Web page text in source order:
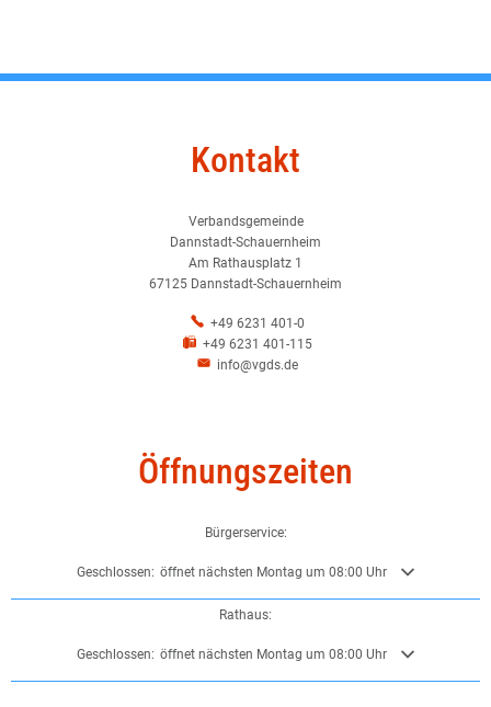
Kontakt
Verbandsgemeinde
Dannstadt-Schauernheim
Am Rathausplatz 1
67125 Dannstadt-Schauernheim
+49 6231 401-0
+49 6231 401-115
info@vgds.de
Öffnungszeiten
Bürgerservice:
Klicken, um weitere Öffnungs- oder Schließzeiten auszublenden
Geschlossen: öffnet nächsten Montag um 08:00 Uhr
Rathaus:
Klicken, um weitere Öffnungs- oder Schließzeiten auszublenden
Geschlossen: öffnet nächsten Montag um 08:00 Uhr